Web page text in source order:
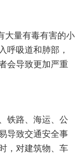
大量有毒有害的小
呼吸道和肺部，
会导致更加严重
铁路、海运、公
导致交通安全事
，对建筑物、车